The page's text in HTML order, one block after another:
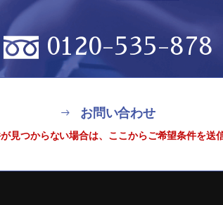
0120-535-878
お問い合わせ
見つからない場合は、 ここからご希望条件を送